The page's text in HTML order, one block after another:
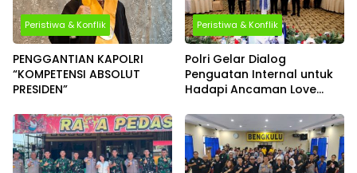
Peristiwa & Konflik
PENGGANTIAN KAPOLRI
“KOMPETENSI ABSOLUT
PRESIDEN”
Peristiwa & Konflik
Polri Gelar Dialog
Penguatan Internal untuk
Hadapi Ancaman Love